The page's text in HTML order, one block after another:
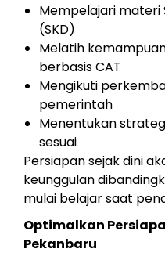
Mempelajari materi
(SKD)
Melatih
berbasis CAT
Mengikuti
pemerintah
Menentukan
sesuai
Persiapan sejak dini
keunggulan
mulai belajar saat
Optimalkan
Pekanbaru